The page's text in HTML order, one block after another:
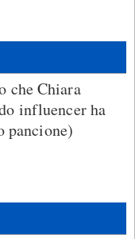
che Chiara
influencer ha
pancione)